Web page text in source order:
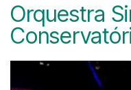
Orquestra